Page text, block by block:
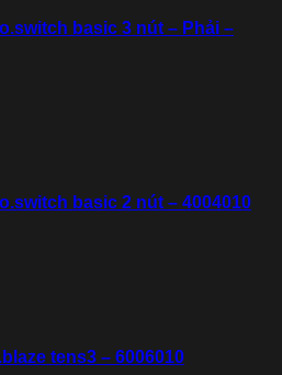
basic 3 nút – Phải –
basic 2 nút – 4004010
tens3 – 6006010